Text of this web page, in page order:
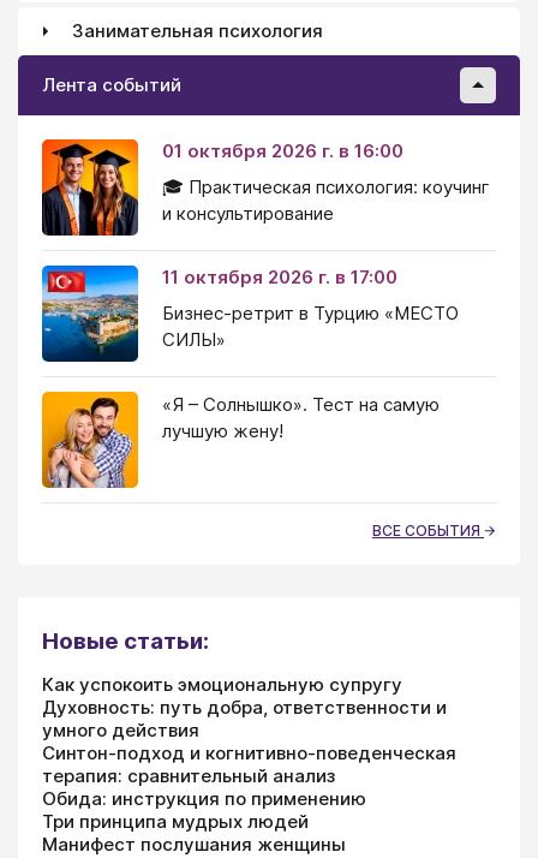
Занимательная психология
Лента событий
01 октября 2026 г. в 16:00
🎓 Практическая психология: коучинг
и консультирование
11 октября 2026 г. в 17:00
Бизнес-ретрит в Турцию «МЕСТО
СИЛЫ»
«Я – Солнышко». Тест на самую
лучшую жену!
ВСЕ СОБЫТИЯ
Новые статьи:
Как успокоить эмоциональную супругу
Духовность: путь добра, ответственности и
умного действия
Синтон-подход и когнитивно-поведенческая
терапия: сравнительный анализ
Обида: инструкция по применению
Три принципа мудрых людей
Манифест послушания женщины